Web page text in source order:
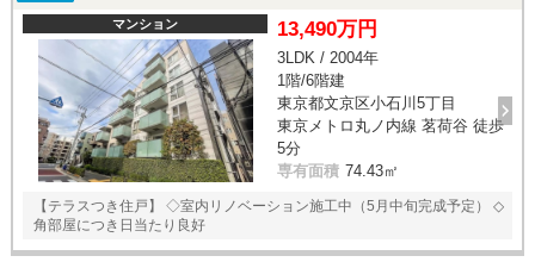
マンション 13,490万円
3LDK / 2004年
1階/6階建
東京都文京区小石川5丁目
東京メトロ丸ノ内線 茗荷谷 徒歩
5分
専有面積 74.43㎡
【テラスつき住戸】 ◇室内リノベーション施工中（5月中旬完成予定） ◇
角部屋につき日当たり良好